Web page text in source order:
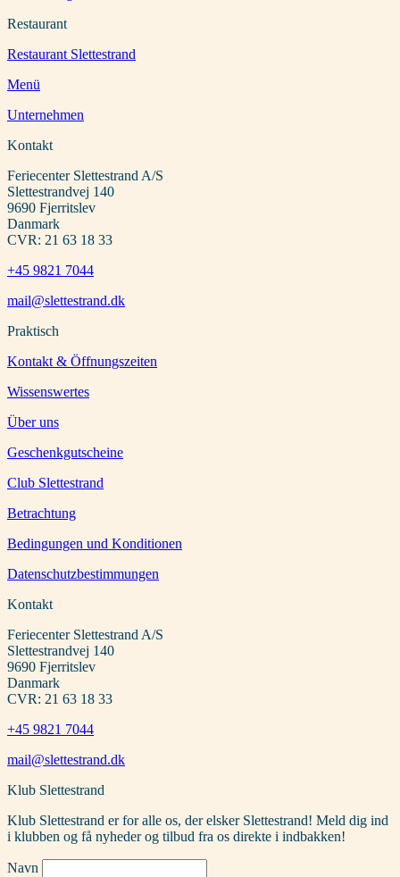
Restaurant
Restaurant Slettestrand
Menü
Unternehmen
Kontakt
Feriecenter Slettestrand A/S
Slettestrandvej 140
9690 Fjerritslev
Danmark
CVR: 21 63 18 33
+45 9821 7044
mail@slettestrand.dk
Praktisch
Kontakt & Öffnungszeiten
Wissenswertes
Über uns
Geschenkgutscheine
Club Slettestrand
Betrachtung
Bedingungen und Konditionen
Datenschutzbestimmungen
Kontakt
Feriecenter Slettestrand A/S
Slettestrandvej 140
9690 Fjerritslev
Danmark
CVR: 21 63 18 33
+45 9821 7044
mail@slettestrand.dk
Klub Slettestrand
Klub Slettestrand er for alle os, der elsker Slettestrand! Meld dig ind
i klubben og få nyheder og tilbud fra os direkte i indbakken!
Navn